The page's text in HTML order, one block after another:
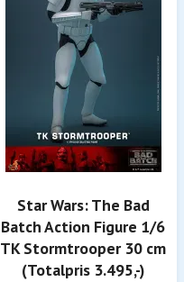
Star Wars: The Bad
Batch Action Figure 1/6
TK Stormtrooper 30 cm
(Totalpris 3.495,-)